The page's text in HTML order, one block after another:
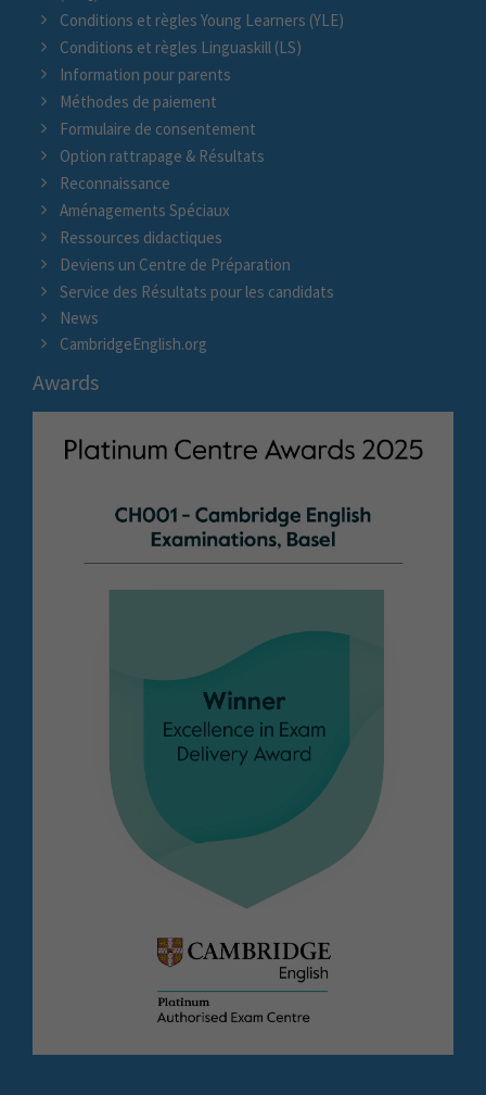
Conditions et règles Young Learners (YLE)
Conditions et règles Linguaskill (LS)
Information pour parents
Méthodes de paiement
Formulaire de consentement
Option rattrapage & Résultats
Reconnaissance
Aménagements Spéciaux
Ressources didactiques
Deviens un Centre de Préparation
Service des Résultats pour les candidats
News
CambridgeEnglish.org
Awards